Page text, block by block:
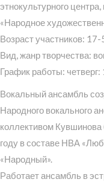
этнокультурного
«Народное
Возраст участников: 17-
Вид, жанр творчества:
График работы:
Вокальный ансамбль
Народного вокального
коллективом
году в составе НВА
«Народный».
Работает ансамбль в